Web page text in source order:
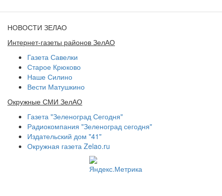
НОВОСТИ ЗЕЛАО
Интернет-газеты районов ЗелАО
Газета Савелки
Старое Крюково
Наше Силино
Вести Матушкино
Окружные СМИ ЗелАО
Газета "Зеленоград Сегодня"
Радиокомпания "Зеленоград сегодня"
Издательский дом "41"
Окружная газета Zelao.ru